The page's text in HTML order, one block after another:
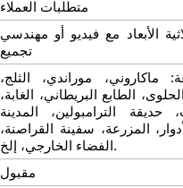
متطلبات العملاء
الأبعاد مع فيديو أو مهندسي
تجميع
ماكاروني، موراندي، الثلج،
الطابع البريطاني، الغابة،
حديقة الترامبولين، المدينة
المزرعة، سفينة القراصنة،
الفضاء الخارجي، إلخ.
مقبول